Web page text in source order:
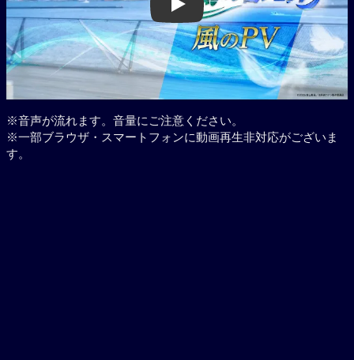
Play
※音声が流れます。音量にご注意ください。
※一部ブラウザ・スマートフォンに動画再生非対応がございま
す。